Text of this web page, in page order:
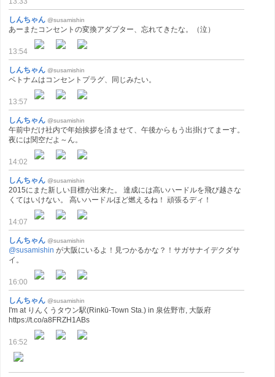
しんちゃん @susamishin
あーまたコンセントの変換アダプター、忘れてきたな。（泣）
13:54
しんちゃん @susamishin
ベトナムはコンセントプラグ、同じみたい。
13:57
しんちゃん @susamishin
午前中だけ社内で年始挨拶を済ませて、午後からもう出掛けてまーす。
夜には関空だよ～ん。
14:02
しんちゃん @susamishin
2015にまた新しい目標が出来た。 達成には高いハードルを飛び越さな
くてはいけない。 高いハードルほど燃えるね！ 頑張るディ！
14:07
しんちゃん @susamishin
@susamishin が大阪にいるよ！見つかるかな？！サガサナイデクダサ
イ。
16:00
しんちゃん @susamishin
I'm at りんくうタウン駅(Rinkū-Town Sta.) in 泉佐野市, 大阪府
https://t.co/a8FRZH1ABs
16:52